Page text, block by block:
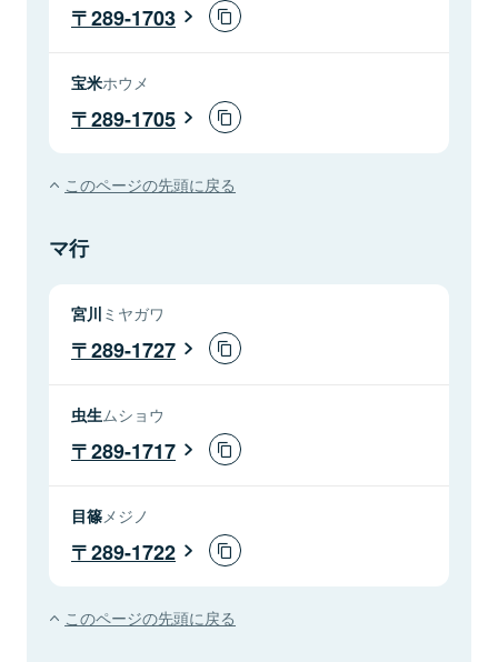
289-1703
宝米ホウメ
289-1705
このページの先頭に戻る
マ行
宮川 ミヤガワ
289-1727
虫生 ムショウ
289-1717
目篠 メジノ
289-1722
このページの先頭に戻る